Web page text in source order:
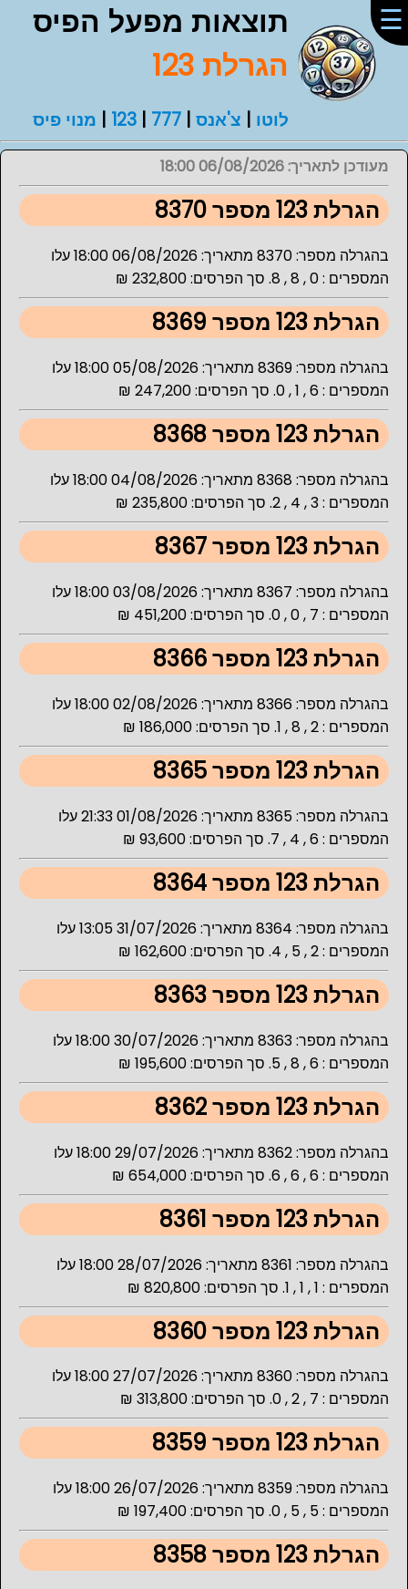
תוצאות מפעל הפיס
הגרלת 123
לוטו צ'אנס |
777
|
123 מנוי פיס
☰
מעודכן לתאריך: 06/08/2026 18:00
הגרלת 123 מספר 8370
בהגרלה מספר: 8370 מתאריך: 06/08/2026 18:00 עלו
המספרים : 0 , 8 , 8. סך הפרסים: 232,800 ₪
הגרלת 123 מספר 8369
בהגרלה מספר: 8369 מתאריך: 05/08/2026 18:00 עלו
המספרים : 6 , 1 , 0. סך הפרסים: 247,200 ₪
הגרלת 123 מספר 8368
בהגרלה מספר: 8368 מתאריך: 04/08/2026 18:00 עלו
המספרים : 3 , 4 , 2. סך הפרסים: 235,800 ₪
הגרלת 123 מספר 8367
בהגרלה מספר: 8367 מתאריך: 03/08/2026 18:00 עלו
המספרים : 7 , 0 , 0. סך הפרסים: 451,200 ₪
הגרלת 123 מספר 8366
בהגרלה מספר: 8366 מתאריך: 02/08/2026 18:00 עלו
המספרים : 2 , 8 , 1. סך הפרסים: 186,000 ₪
הגרלת 123 מספר 8365
בהגרלה מספר: 8365 מתאריך: 01/08/2026 21:33 עלו
המספרים : 6 , 4 , 7. סך הפרסים: 93,600 ₪
הגרלת 123 מספר 8364
בהגרלה מספר: 8364 מתאריך: 31/07/2026 13:05 עלו
המספרים : 2 , 5 , 4. סך הפרסים: 162,600 ₪
הגרלת 123 מספר 8363
בהגרלה מספר: 8363 מתאריך: 30/07/2026 18:00 עלו
המספרים : 6 , 8 , 5. סך הפרסים: 195,600 ₪
הגרלת 123 מספר 8362
בהגרלה מספר: 8362 מתאריך: 29/07/2026 18:00 עלו
המספרים : 6 , 6 , 6. סך הפרסים: 654,000 ₪
הגרלת 123 מספר 8361
בהגרלה מספר: 8361 מתאריך: 28/07/2026 18:00 עלו
המספרים : 1 , 1 , 1. סך הפרסים: 820,800 ₪
הגרלת 123 מספר 8360
בהגרלה מספר: 8360 מתאריך: 27/07/2026 18:00 עלו
המספרים : 7 , 2 , 0. סך הפרסים: 313,800 ₪
הגרלת 123 מספר 8359
בהגרלה מספר: 8359 מתאריך: 26/07/2026 18:00 עלו
המספרים : 5 , 5 , 0. סך הפרסים: 197,400 ₪
הגרלת 123 מספר 8358